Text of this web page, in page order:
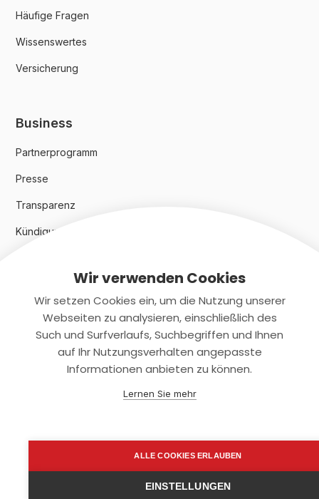
Häufige Fragen
Wissenswertes
Versicherung
Business
Partnerprogramm
Presse
Transparenz
Kündigungsindex 2024
Rechtliches
Datenschutz
support@smartkuendigen.de
Wir verwenden Cookies
Wir setzen Cookies ein, um die Nutzung unserer
Webseiten zu analysieren, einschließlich des
Such und Surfverlaufs, Suchbegriffen und Ihnen
auf Ihr Nutzungsverhalten angepasste
Informationen anbieten zu können.
Lernen Sie mehr
ALLE COOKIES ERLAUBEN
EINSTELLUNGEN